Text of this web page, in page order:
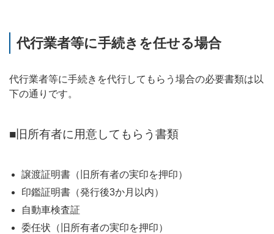
代行業者等に手続きを任せる場合
代行業者等に手続きを代行してもらう場合の必要書類は以
下の通りです。
■旧所有者に用意してもらう書類
譲渡証明書（旧所有者の実印を押印）
印鑑証明書（発行後3か月以内）
自動車検査証
委任状（旧所有者の実印を押印）